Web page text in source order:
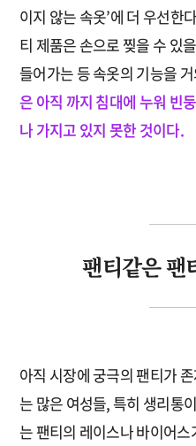
이지 않는 속옷’에 더 우선한
티 제품은 손으로 찢을 수 있
들어가는 등 속옷의 기능을
은 아직 까지 침대에 누워 빈
나 가지고 있지 못한 것이다.
팬티같은 팬
아직 시장에 궁극의 팬티가
는 많은 여성들, 특히 생리통
는 팬티의 레이스나 바이어